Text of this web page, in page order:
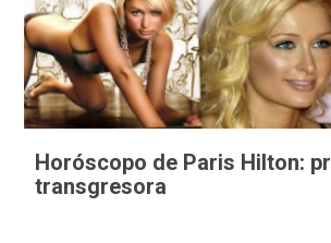
Horóscopo de Paris Hilton:
transgresora